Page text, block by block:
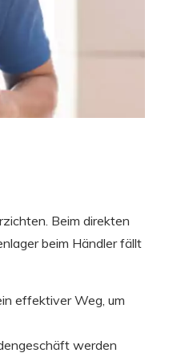
Beim direkten
beim Händler fällt
effektiver Weg, um
werden